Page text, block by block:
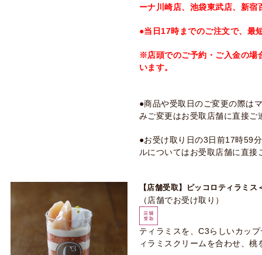
ーナ川崎店、池袋東武店、新
●当日17時までのご注文で、最
※店頭でのご予約・ご入金の場
います。
●商品や受取日のご変更の際は
みご変更はお受取店舗に直接ご
●お受け取り日の3日前17時59
ルについてはお受取店舗に直接
【店舗受取】ピッコロティラミス
（店舗でお受け取り）
ティラミスを、C3らしいカッ
ィラミスクリームを合わせ、